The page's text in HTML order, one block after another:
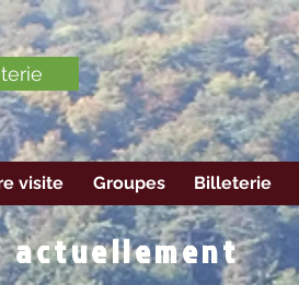
visite Groupes Billeterie
actuellement